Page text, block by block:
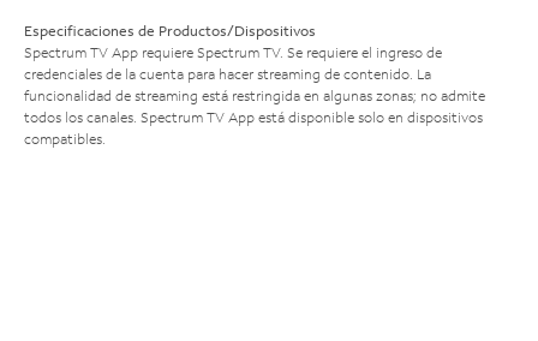
Especificaciones de Productos/Dispositivos
Spectrum TV App requiere Spectrum TV. Se requiere el ingreso de
credenciales de la cuenta para hacer streaming de contenido. La
funcionalidad de streaming está restringida en algunas zonas; no admite
todos los canales. Spectrum TV App está disponible solo en dispositivos
compatibles.